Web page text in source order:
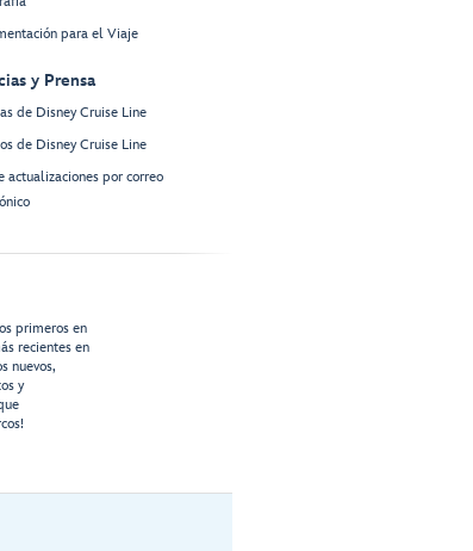
para el Viaje
y Prensa
de Disney Cruise Line
de Disney Cruise Line
actualizaciones por correo
primeros en
recientes en
nuevos,
y